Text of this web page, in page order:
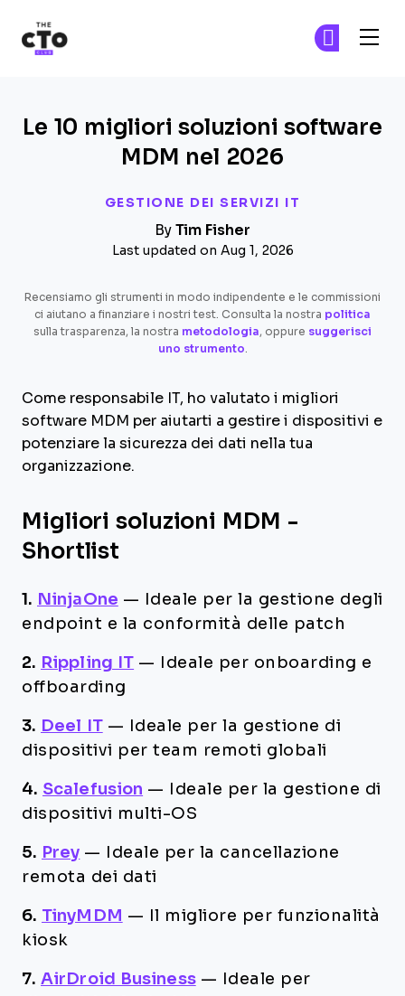
GESTIONE DEI SERVIZI IT
Le 10 migliori soluzioni software
MDM nel 2026
By Tim Fisher
Last updated on Aug 1, 2026
Recensiamo gli strumenti in modo indipendente e le commissioni
ci aiutano a finanziare i nostri test. Consulta la nostra politica
sulla trasparenza, la nostra metodologia, oppure suggerisci
uno strumento.
Come responsabile IT, ho valutato i migliori
software MDM per aiutarti a gestire i dispositivi e
potenziare la sicurezza dei dati nella tua
organizzazione.
Migliori soluzioni MDM -
Shortlist
1. NinjaOne —
Ideale per la gestione degli
endpoint e la conformità delle patch
2. Rippling IT —
Ideale per onboarding e
offboarding
3. Deel IT —
Ideale per la gestione di
dispositivi per team remoti globali
4. Scalefusion —
Ideale per la gestione di
dispositivi multi-OS
5. Prey —
Ideale per la cancellazione
remota dei dati
6. TinyMDM —
Il migliore per funzionalità
kiosk
7. AirDroid Business —
Ideale per